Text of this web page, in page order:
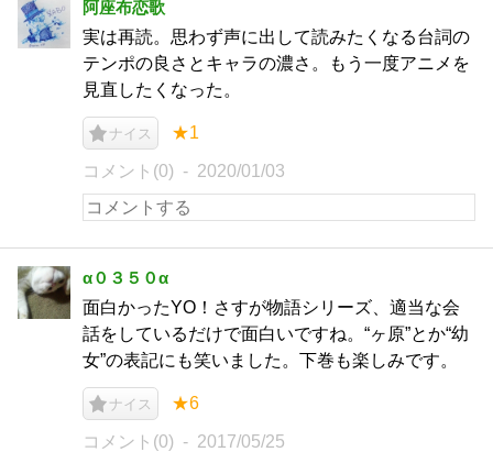
阿座布恋歌
実は再読。思わず声に出して読みたくなる台詞の
テンポの良さとキャラの濃さ。もう一度アニメを
見直したくなった。
ナイス ★1
コメント(0) 2020/01/03
α０３５０α
面白かったYO！さすが物語シリーズ、適当な会
話をしているだけで面白いですね。“ヶ原”とか“幼
女”の表記にも笑いました。下巻も楽しみです。
ナイス ★6
コメント(0) 2017/05/25